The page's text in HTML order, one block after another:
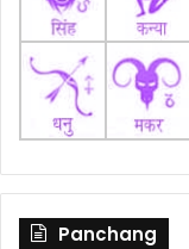
Panchang